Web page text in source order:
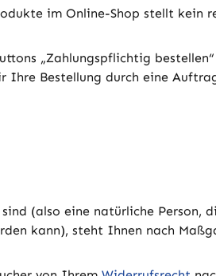
im Online-Shop stellt kein
„Zahlungspflichtig
Ihre Bestellung durch eine
sind (also eine natürliche
kann), steht Ihnen nach